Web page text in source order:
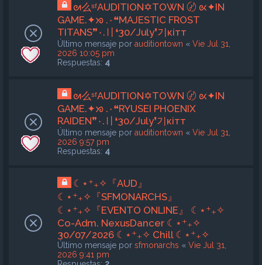
ᘛ么ˢᶠAUDITION✡TOWN 〄 ᘡ✦IN
GAME.✦ᘞ .٠❝MAJESTIC FROST
TITANS❞٠.〢❛30/July❜기кiтт
Último mensaje por auditiontown « Vie Jul 31,
2026 10:05 pm
Respuestas: 4
ᘛ么ˢᶠAUDITION✡TOWN 〄 ᘡ✦IN
GAME.✦ᘞ .٠❝RYUSEI PHOENIX
RAIDEN❞٠.〢❛30/July❜기кiтт
Último mensaje por auditiontown « Vie Jul 31,
2026 9:57 pm
Respuestas: 4
☾⋆⁺₊✧『AUD』
☾⋆⁺₊✧『SFMONARCHS』
☾⋆⁺₊✧『EVENTO ONLINE』 ☾⋆⁺₊✧
Co-Adm. NexusDancer ☾⋆⁺₊✧
30/07/2026 ☾⋆⁺₊✧ Chill ☾⋆⁺₊✧
Último mensaje por sfmonarchs « Vie Jul 31,
2026 9:41 pm